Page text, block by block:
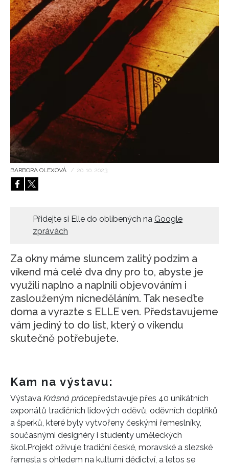
HOME
BARBORA OLEXOVÁ / 20. 10. 2023
Přidejte si Elle do oblíbených na Google
zprávách
Za okny máme sluncem zalitý podzim a
víkend má celé dva dny pro to, abyste je
využili naplno a naplnili objevováním i
zaslouženým nicneděláním. Tak neseďte
doma a vyrazte s ELLE ven. Představujeme
vám jediný to do list, který o víkendu
skutečně potřebujete.
Kam na výstavu:
Výstava Krásná prácepředstavuje přes 40 unikátních
exponátů tradičních lidových oděvů, oděvních doplňků
a šperků, které byly vytvořeny českými řemeslníky,
současnými designéry i studenty uměleckých
škol.Projekt oživuje tradiční české, moravské a slezské
řemesla s ohledem na kulturní dědictví, a letos se